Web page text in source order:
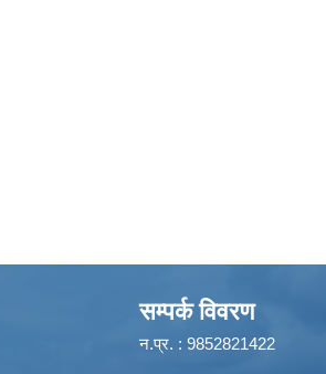
सम्पर्क विवरण
न.प्र. : 9852821422